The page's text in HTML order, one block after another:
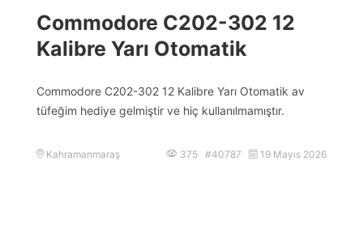
Commodore C202-302 12
Kalibre Yarı Otomatik
Commodore C202-302 12 Kalibre Yarı Otomatik av
tüfeğim hediye gelmiştir ve hiç kullanılmamıştır.
Kahramanmaraş 375 #40787 19 Mayıs 2026